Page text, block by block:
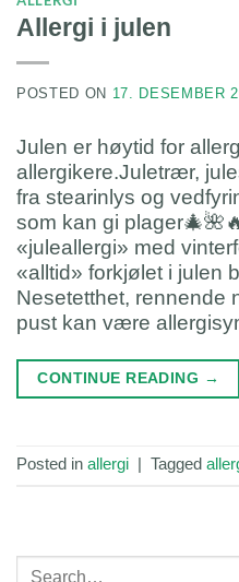
Allergi i julen
POSTED ON 17. DESEMBER
Julen er høytid for
allergikere.Juletrær,
fra stearinlys og
som kan gi
«juleallergi» med
«alltid» forkjølet i julen
Nesetetthet, rennende
pust kan være
CONTINUE READING →
Posted in allergi | Tagged